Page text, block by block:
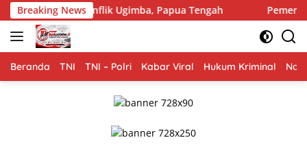
Langsung
ke
konten
Breaking News
Ugimba, Papua Tengah Pemerintah Dorong
Beranda TNI TNI – Polri Kabar Viral Hukum Kriminal